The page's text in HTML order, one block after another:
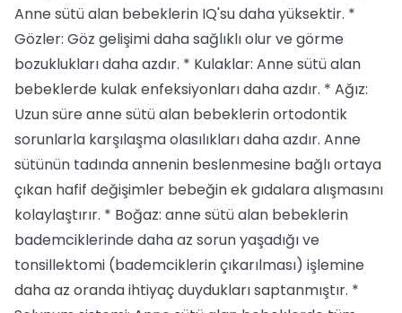
Anne sütü alan bebeklerin IQ'su daha yüksektir. *
Gözler: Göz gelişimi daha sağlıklı olur ve görme
bozuklukları daha azdır. * Kulaklar: Anne sütü alan
bebeklerde kulak enfeksiyonları daha azdır. * Ağız:
Uzun süre anne sütü alan bebeklerin ortodontik
sorunlarla karşılaşma olasılıkları daha azdır. Anne
sütünün tadında annenin beslenmesine bağlı ortaya
çıkan hafif değişimler bebeğin ek gıdalara alışmasını
kolaylaştırır. * Boğaz: anne sütü alan bebeklerin
bademciklerinde daha az sorun yaşadığı ve
tonsillektomi (bademciklerin çıkarılması) işlemine
daha az oranda ihtiyaç duydukları saptanmıştır. *